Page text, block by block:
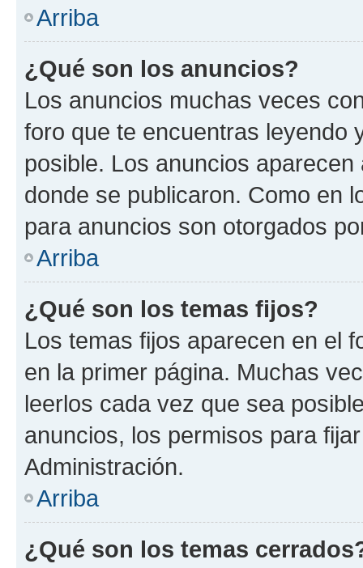
Arriba
¿Qué son los anuncios?
Los anuncios muchas veces
foro que te encuentras leyendo
posible. Los anuncios
donde se publicaron. Como en
para anuncios son otorgados
Arriba
¿Qué son los temas fijos?
Los temas fijos aparecen en el
en la primer página. Muchas
leerlos cada vez que sea
anuncios, los permisos para
Administración.
Arriba
¿Qué son los temas